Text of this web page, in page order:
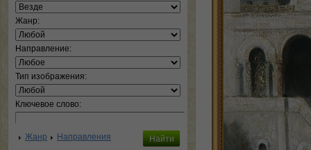
Жанр:
Направление:
Тип изображения:
Ключевое слово:
Жанр Направления